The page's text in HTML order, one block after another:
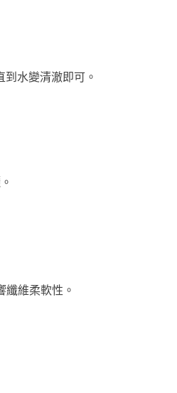
水變清澈即可。
維柔軟性。